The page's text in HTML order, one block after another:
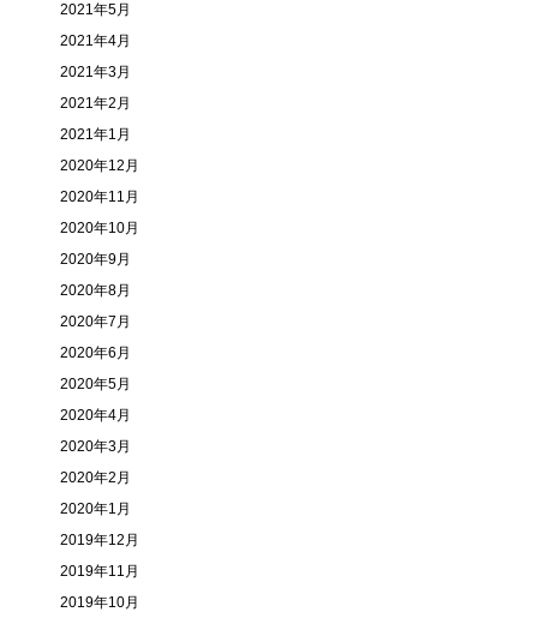
2021年5月
2021年4月
2021年3月
2021年2月
2021年1月
2020年12月
2020年11月
2020年10月
2020年9月
2020年8月
2020年7月
2020年6月
2020年5月
2020年4月
2020年3月
2020年2月
2020年1月
2019年12月
2019年11月
2019年10月